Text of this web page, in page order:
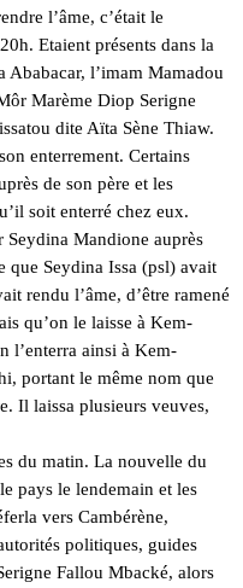
l’âme, c’était le
Etaient présents dans la
Ababacar, l’imam Mamadou
Marème Diop Serigne
dite Aïta Sène Thiaw.
enterrement. Certains
de son père et les
soit enterré chez eux.
Seydina Mandione auprès
que Seydina Issa (psl) avait
rendu l’âme, d’être ramené
qu’on le laisse à Kem-
l’enterra ainsi à Kem-
portant le même nom que
Il laissa plusieurs veuves,
du matin. La nouvelle du
pays le lendemain et les
vers Cambérène,
politiques, guides
Fallou Mbacké, alors